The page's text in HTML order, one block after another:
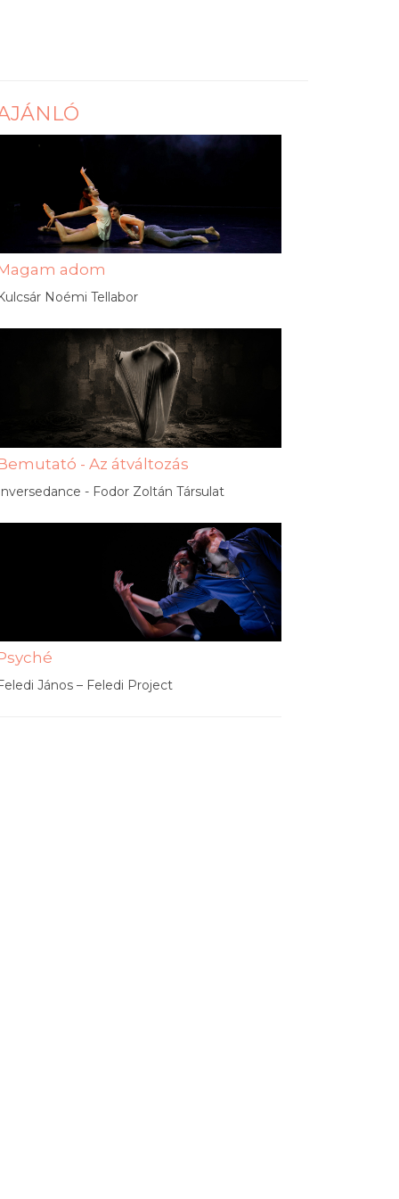
adom
Kulcsár Noémi Tellabor
- Az átváltozás
- Fodor Zoltán Társulat
János – Feledi Project